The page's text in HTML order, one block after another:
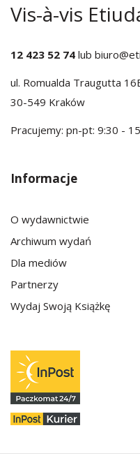
Vis-à-vis
12 423 52 74 lub
ul. Romualda Traugutta
30-549 Kraków
Pracujemy: pn-pt: 9:30 -
Informacje
O wydawnictwie
Archiwum wydań
Dla mediów
Partnerzy
Wydaj Swoją Książkę